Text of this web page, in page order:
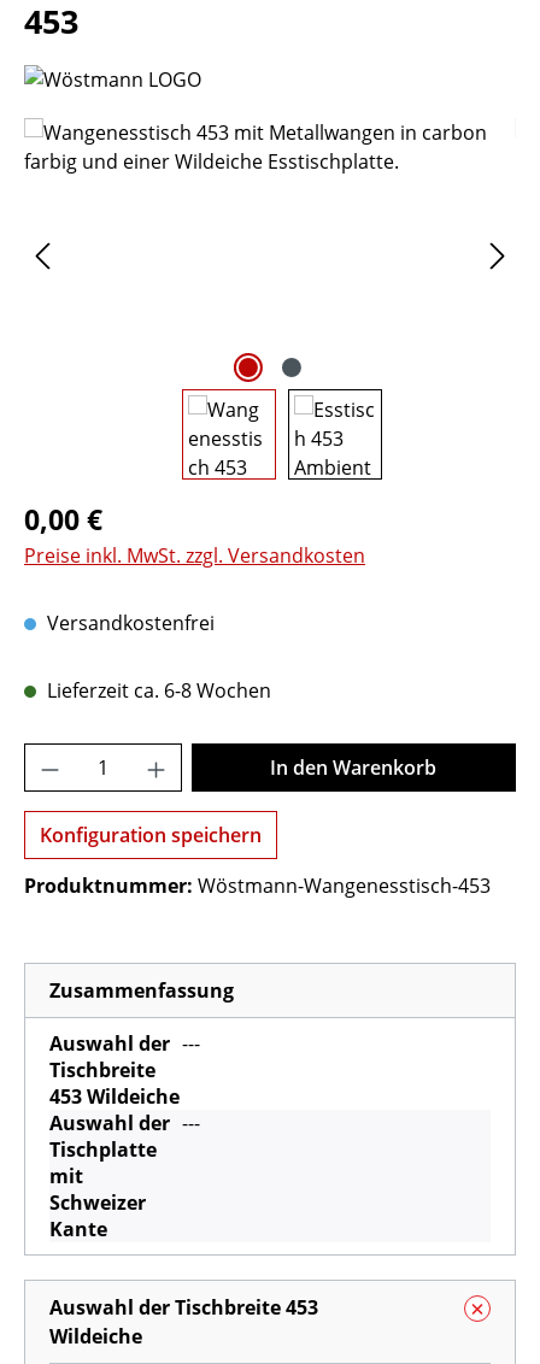
453
Bildergalerie überspringen
0,00 €
Preise inkl. MwSt. zzgl. Versandkosten
Versandkostenfrei
Lieferzeit ca. 6-8 Wochen
Produkt Anzahl: Gib den gewünschten
In den Warenkorb
Konfiguration speichern
Produktnummer: Wöstmann-Wangenesstisch-453
Zusammenfassung
Auswahl der
Tischbreite
453 Wildeiche
---
Auswahl der
Tischplatte
mit
Schweizer
Kante
---
Auswahl der Tischbreite 453
Wildeiche